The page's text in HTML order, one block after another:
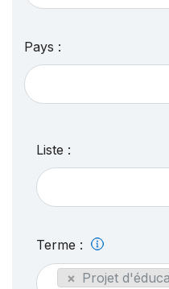
Pays :
Liste :
Terme :
× Projet